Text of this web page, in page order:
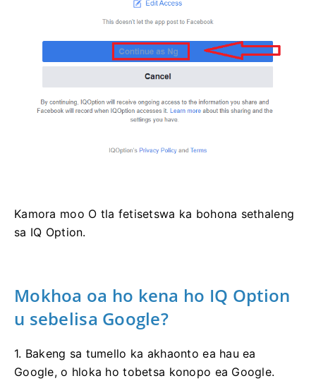
Kamora moo O tla fetisetswa ka bohona sethaleng
sa IQ Option.
Mokhoa oa ho kena ho IQ Option
u sebelisa Google?
1. Bakeng sa tumello ka akhaonto ea hau ea
Google, o hloka ho tobetsa konopo ea Google.